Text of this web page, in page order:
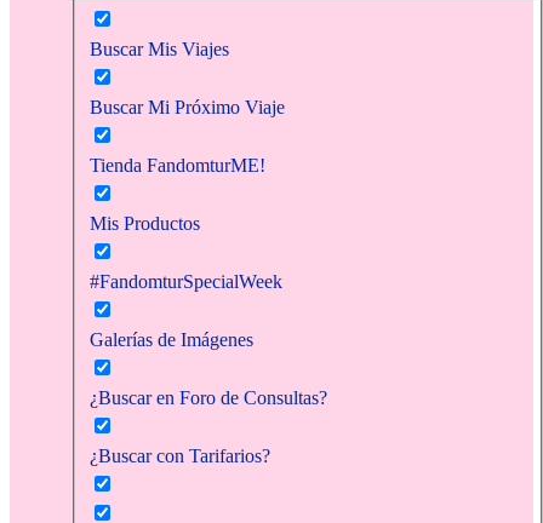
Buscar Mis Viajes
Buscar Mi Próximo Viaje
Tienda FandomturME!
Mis Productos
#FandomturSpecialWeek
Galerías de Imágenes
¿Buscar en Foro de Consultas?
¿Buscar con Tarifarios?